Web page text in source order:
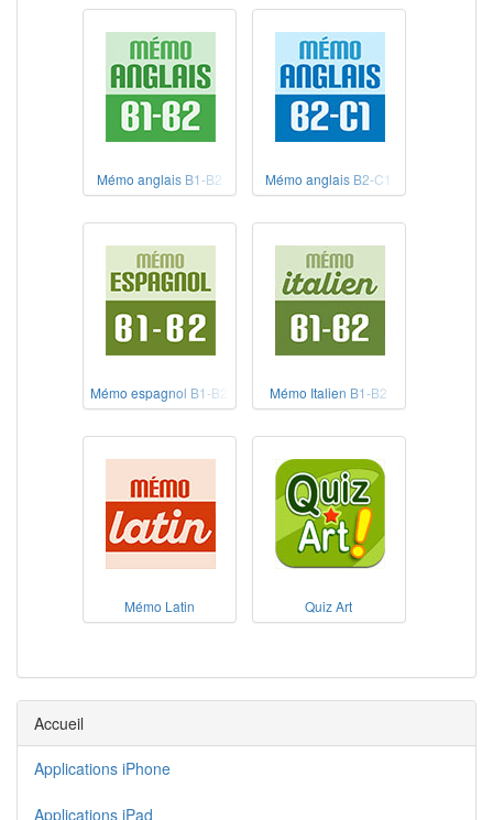
Mémo anglais B1-B2 Mémo anglais B2-C1
Mémo espagnol B1-B2 Mémo Italien B1-B2
Mémo Latin Quiz Art
Accueil
Applications iPhone
Applications iPad